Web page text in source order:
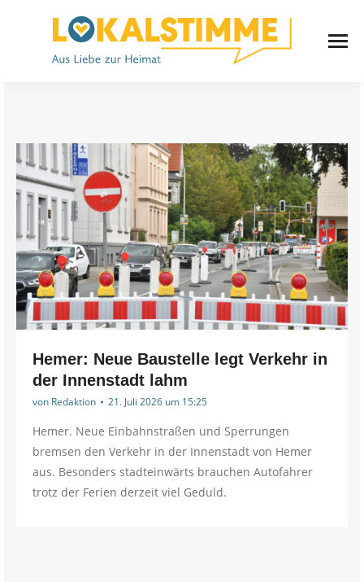
Hemer: Neue Baustelle legt Verkehr in
der Innenstadt lahm
von Redaktion 21. Juli 2026 um 15:25
Hemer. Neue Einbahnstraßen und Sperrungen
bremsen den Verkehr in der Innenstadt von Hemer
aus. Besonders stadteinwärts brauchen Autofahrer
trotz der Ferien derzeit viel Geduld.